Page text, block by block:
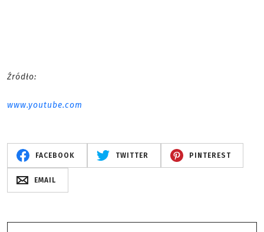
Źródło:
www.youtube.com
FACEBOOK TWITTER PINTEREST
EMAIL